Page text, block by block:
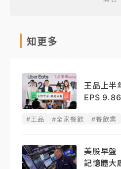
知更多
王品上半
EPS
#王品 #全家餐飲 #餐飲業
美股早盤
記憶體大